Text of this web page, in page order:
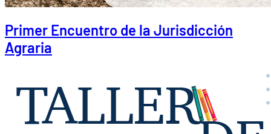
Primer Encuentro de la Jurisdicción
Agraria